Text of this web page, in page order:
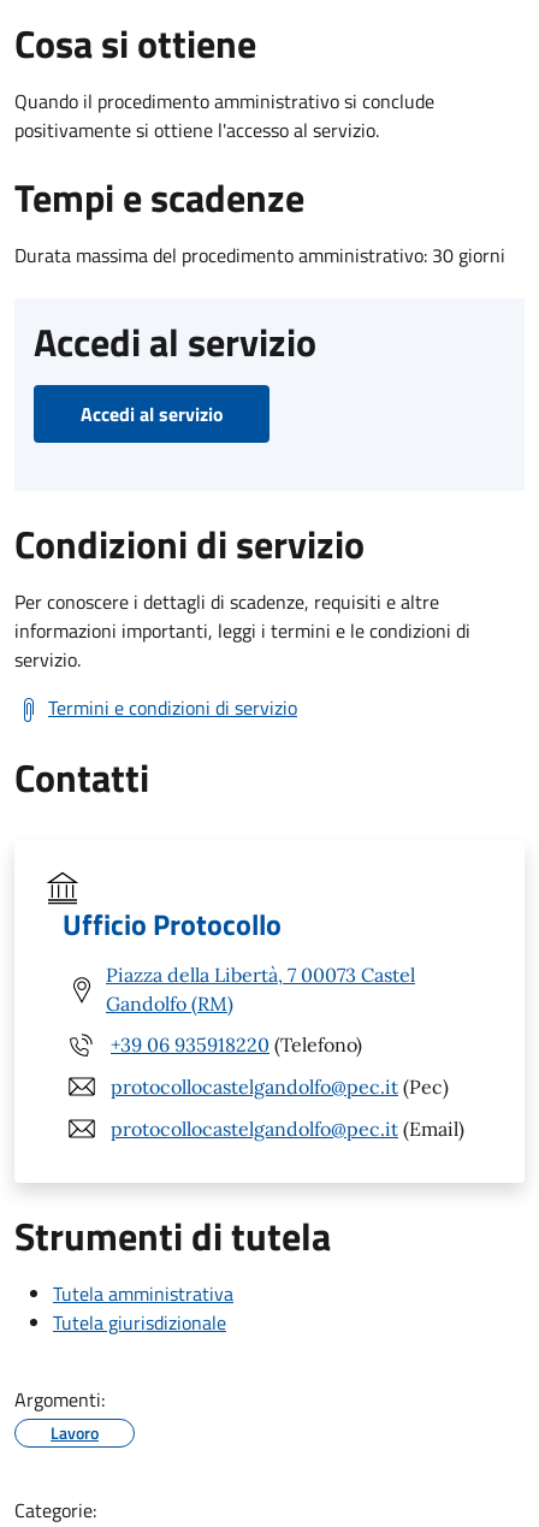
Cosa si ottiene
Quando il procedimento amministrativo si conclude
positivamente si ottiene l'accesso al servizio.
Tempi e scadenze
Durata massima del procedimento amministrativo: 30 giorni
Accedi al servizio
Accedi al servizio
Condizioni di servizio
Per conoscere i dettagli di scadenze, requisiti e altre
informazioni importanti, leggi i termini e le condizioni di
servizio.
Termini e condizioni di servizio
Contatti
Ufficio Protocollo
Piazza della Libertà, 7 00073 Castel
Gandolfo (RM)
+39 06 935918220 (Telefono)
protocollocastelgandolfo@pec.it (Pec)
protocollocastelgandolfo@pec.it (Email)
Strumenti di tutela
Tutela amministrativa
Tutela giurisdizionale
Argomenti:
Lavoro
Categorie: